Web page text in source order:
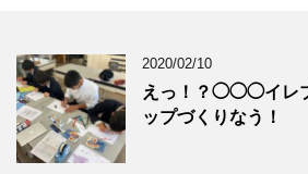
2020/02/10
えっ！？◯◯◯イレ
ップづくりなう！